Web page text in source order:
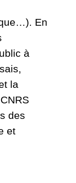
En
à
la
des
et